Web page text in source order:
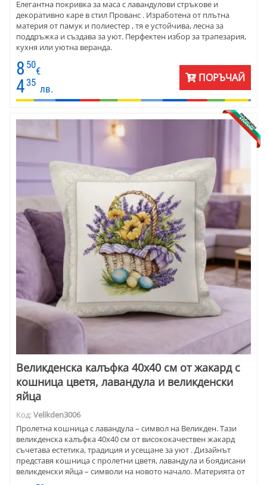
Елегантна покривка за маса с лавандулови стръкове и
декоративно каре в стил Прованс . Изработена от плътна
материя от памук и полиестер , тя е устойчива, лесна за
поддръжка и създава за уют. Перфектен избор за трапезария,
кухня или уютна веранда.
8 50
€
4 35
лв.
ПОРЪЧАЙ
Великденска калъфка 40х40 см от жакард с
кошница цветя, лавандула и великденски
яйца
Код:Velikden3006
Пролетна кошница с лавандула – символ на Великден. Тази
великденска калъфка 40х40 см от висококачествен жакард
съчетава естетика, традиция и усещане за уют . Дизайнът
представя кошница с пролетни цветя, лавандула и боядисани
великденски яйца – символи на новото начало. Материята от
памук и полиестер придава устойчивост, мекота и фин релеф .